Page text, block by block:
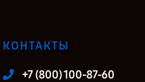
КОНТАКТЫ
+7 (800) 100-87-60